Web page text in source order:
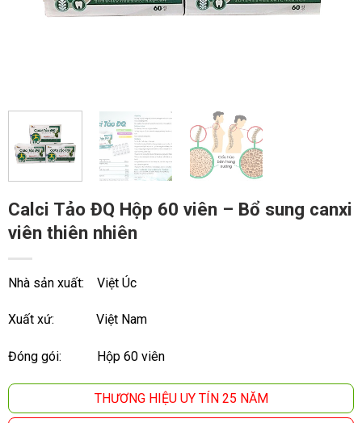
Calci Tảo ĐQ Hộp 60 viên – Bổ sung canxi
viên thiên nhiên
Nhà sản xuất: Việt Úc
Xuất xứ: Việt Nam
Đóng gói: Hộp 60 viên
THƯƠNG HIỆU UY TÍN 25 NĂM